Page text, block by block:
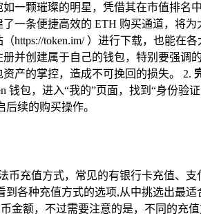
一颗璀璨的明星，凭借其在市值排
一条便捷高效的 ETH 购买通道，将
https://token.im/ ）进行下载，也能
并创建属于自己的钱包，特别要强
产的掌控，造成不可挽回的损失。 2.
钱包，进入“我的”页面，找到“身份
续的购买操作。
币充值方式，常见的有银行卡充值、
各种充值方式的选项,从中挑选出最适
金额，不过需要注意的是，不同的充